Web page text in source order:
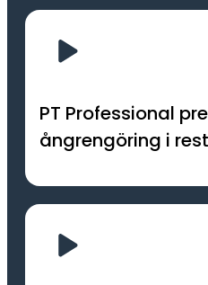
PT Professional
ångrengöring i